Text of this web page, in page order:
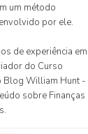
um método
por ele.
de experiência em
do Curso
Blog William Hunt -
sobre Finanças